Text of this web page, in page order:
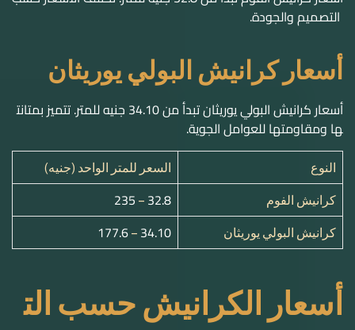
أسعار كرانيش البولي يوريثان تبدأ من34.10 جنيه للمتر
. تتميز بمتانت
ها ومقاومتها للعوامل الجوية.
النوع
السعر للمتر الواحد (جنيه)
32.8
235
كرانيش البولي يوريثان
أسعار الكرانيش حسب الت
صميم
أسعار كرانيش فيوتك تختلف حسب التصميم. تتراوح بين تصميمات ب
سيطة ومتوسطة ومعقدة.